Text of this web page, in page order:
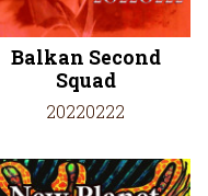
Balkan Second
Squad
20220222